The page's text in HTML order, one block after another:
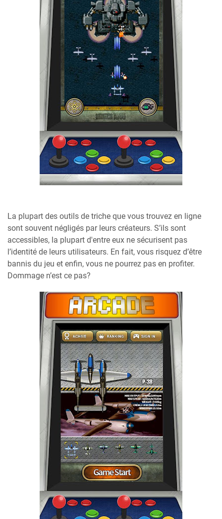
La plupart des outils de triche que vous trouvez en ligne
sont souvent négligés par leurs créateurs. S’ils sont
accessibles, la plupart d'entre eux ne sécurisent pas
l’identité de leurs utilisateurs. En fait, vous risquez d’être
bannis du jeu et enfin, vous ne pourrez pas en profiter.
Dommage n’est ce pas?